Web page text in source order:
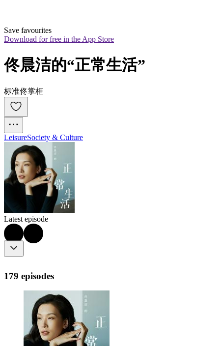
Save favourites
Download for free in the App Store
佟晨洁的“正常生活”
标准佟掌柜
LeisureSociety & Culture
Latest episode
179 episodes